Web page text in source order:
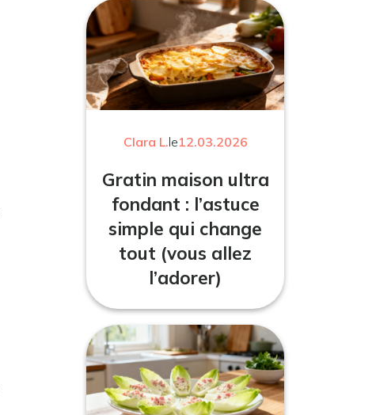
Clara L.le12.03.2026
Gratin maison ultra
fondant : l’astuce
simple qui change
tout (vous allez
l’adorer)